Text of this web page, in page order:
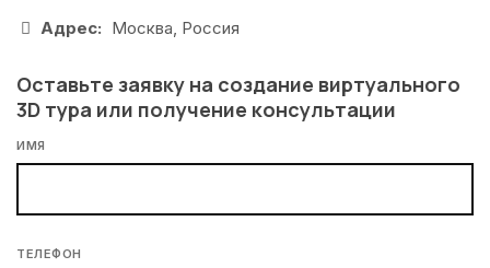
Адрес: Москва, Россия
Оставьте заявку на создание виртуального
3D тура или получение консультации
ИМЯ
ТЕЛЕФОН